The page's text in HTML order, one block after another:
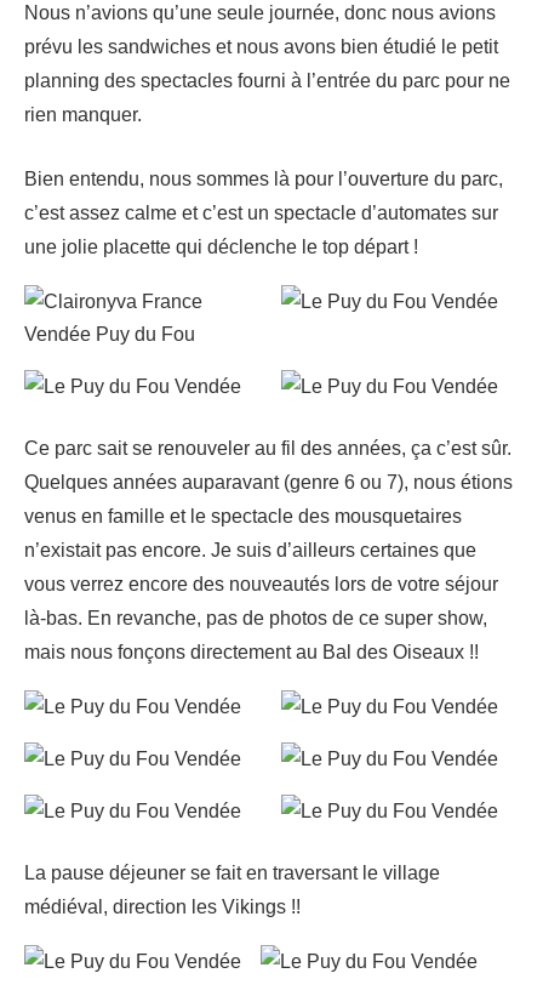
Nous n’avions qu’une seule journée, donc nous avions
prévu les sandwiches et nous avons bien étudié le petit
planning des spectacles fourni à l’entrée du parc pour ne
rien manquer.
Bien entendu, nous sommes là pour l’ouverture du parc,
c’est assez calme et c’est un spectacle d’automates sur
une jolie placette qui déclenche le top départ !
Ce parc sait se renouveler au fil des années, ça c’est sûr.
Quelques années auparavant (genre 6 ou 7), nous étions
venus en famille et le spectacle des mousquetaires
n’existait pas encore. Je suis d’ailleurs certaines que
vous verrez encore des nouveautés lors de votre séjour
là-bas. En revanche, pas de photos de ce super show,
mais nous fonçons directement au Bal des Oiseaux !!
La pause déjeuner se fait en traversant le village
médiéval, direction les Vikings !!